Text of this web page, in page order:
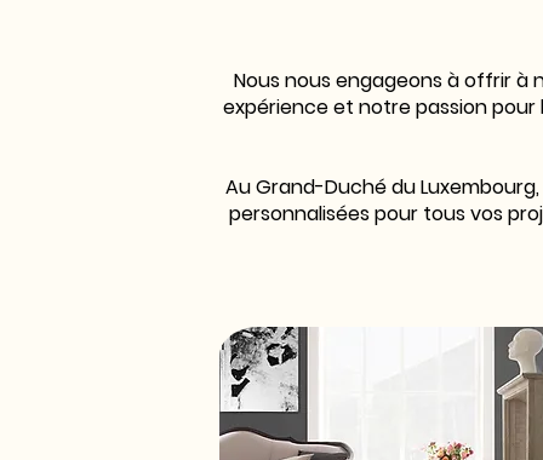
Nous nous engageons à offrir à
expérience et notre passion pour
Au Grand-Duché du
personnalisées pour tous vos